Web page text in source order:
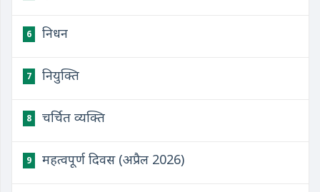
6 निधन
7 नियुक्ति
8 चर्चित व्यक्ति
9 महत्वपूर्ण दिवस (अप्रैल 2026)